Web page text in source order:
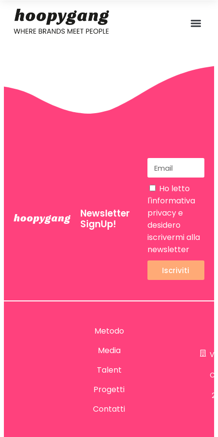
Newsletter
SignUp!
Ho letto
l'informativa
privacye
desidero
iscrivermi alla
newsletter
Iscriviti
Metodo
Media
Talent
Progetti
Contatti